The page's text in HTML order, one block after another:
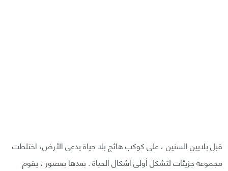
قبل بلايين السنين ، على كوكب هائج بلا حياة يدعى الأرض، اختلطت
مجموعة جزيئات لتشكل أولى أشكال الحياة . بعدها بعصور ، يقوم